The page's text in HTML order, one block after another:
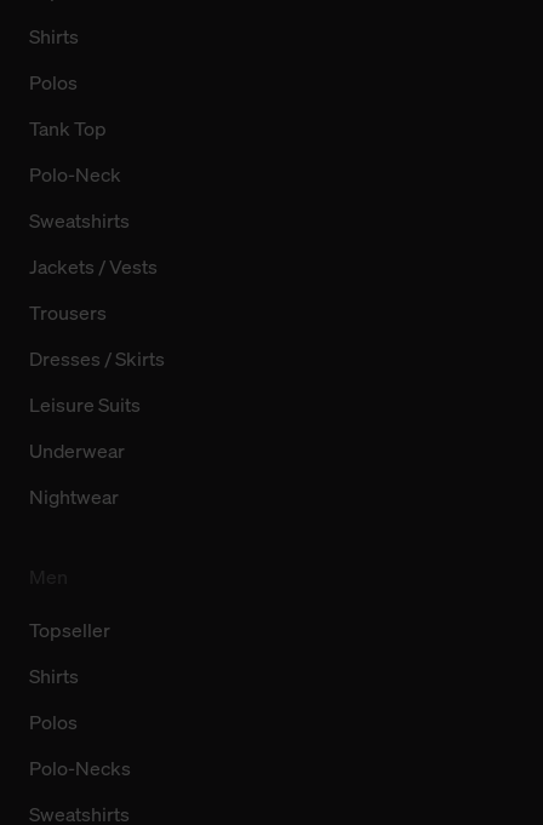
Shirts
Polos
Tank Top
Polo-Neck
Sweatshirts
Jackets / Vests
Trousers
Dresses / Skirts
Leisure Suits
Underwear
Nightwear
Topseller
Shirts
Polos
Polo-Necks
Sweatshirts